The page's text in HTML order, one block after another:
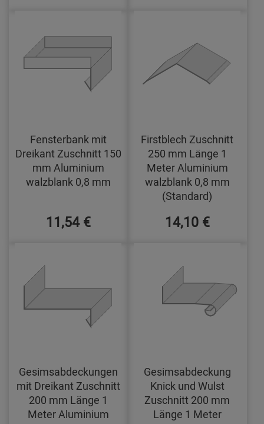
Fensterbank mit
Dreikant Zuschnitt 150
mm Aluminium
walzblank 0,8 mm
11,54 €
Firstblech Zuschnitt
250 mm Länge 1
Meter Aluminium
walzblank 0,8 mm
(Standard)
14,10 €
Gesimsabdeckungen
mit Dreikant Zuschnitt
200 mm Länge 1
Meter Aluminium
Gesimsabdeckung
Knick und Wulst
Zuschnitt 200 mm
Länge 1 Meter